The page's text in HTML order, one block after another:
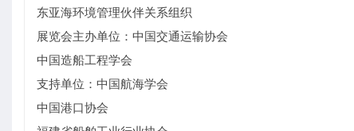
东亚海环境管理伙伴关系组织
展览会主办单位：中国交通运输协会
中国造船工程学会
支持单位：中国航海学会
中国港口协会